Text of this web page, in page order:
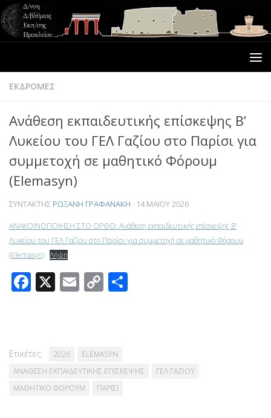
ΕΚΔΡΟΜΕΣ
Ανάθεση εκπαιδευτικής επίσκεψης Β’
Λυκείου του ΓΕΛ Γαζίου στο Παρίσι για
συμμετοχή σε μαθητικό Φόρουμ
(Elemasyn)
ΣΥΝΤΆΚΤΗΣ ΡΩΞΆΝΗ ΓΡΑΦΑΝΆΚΗ · 14 ΜΑΪ́ΟΥ 2026
ΑΝΑΚΟΙΝΟΠΟΙΗΣΗ ΣΤΟ ΟΡΘΟ: Ανάθεση εκπαιδευτικής επίσκεψης Β’
Λυκείου του ΓΕΛ Γαζίου στο Παρίσι για συμμετοχή σε μαθητικό Φόρουμ
(Elemasyn) Λήψη
Facebook
X Email
Copy
Ετικέτες: 2026
ELEMASYN
ΑΝΑΘΕΣΗ ΕΚΠΑΙΔΕΥΤΙΚΗΣ ΕΠΙΣΚΕΨΗΣ
ΓΕΛ ΓΑΖΙΟΥ
ΜΑΘΗΤΙΚΟ ΦΟΡΟΥΜ
ΠΑΡΙΣΙ